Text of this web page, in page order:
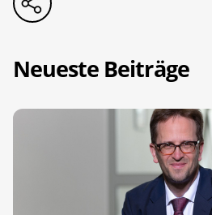
Neueste Beiträge